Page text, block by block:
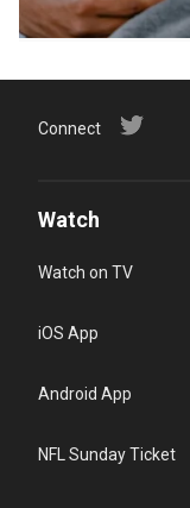
Connect
Watch
Watch on TV
iOS App
Android App
NFL Sunday Ticket